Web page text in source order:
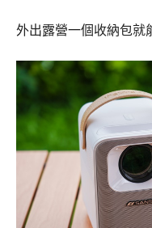
外出露營一個收納包就